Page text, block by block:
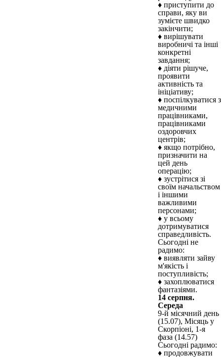
♦ приступити до
справи, яку ви
зумієте швидко
закінчити;
♦ вирішувати
виробничі та інші
конкретні
завдання;
♦ діяти рішуче,
проявити
активність та
ініціативу;
♦ поспілкуватися з
медичними
працівниками,
працівниками
оздоровчих
центрів;
♦ якщо потрібно,
призначити на
цей день
операцію;
♦ зустрітися зі
своїм начальством
і іншими
важливими
персонами;
♦ у всьому
дотримуватися
справедливість.
Сьогодні не
радимо:
♦ виявляти зайву
м'якість і
поступливість;
♦ захоплюватися
фантазіями.
14 серпня.
Середа
9-й місячний день
(15.07), Місяць у
Скорпіоні, 1-я
фаза (14.57)
Сьогодні радимо:
♦ продовжувати